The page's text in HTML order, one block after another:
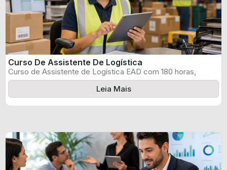
Curso De Assistente De Logística
Curso de Assistente de Logística EAD com 180 horas,
certificado informado pelo produtor ...
Leia Mais